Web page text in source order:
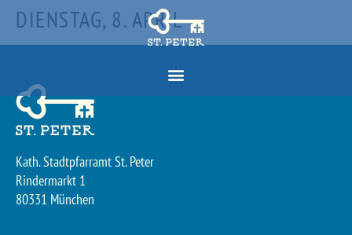
DIENSTAG, 8. APRIL
Kath. Stadtpfarramt St. Peter
Rindermarkt 1
80331 München